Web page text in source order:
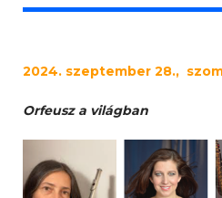
2024. szeptember 28.,
Orfeusz a világban